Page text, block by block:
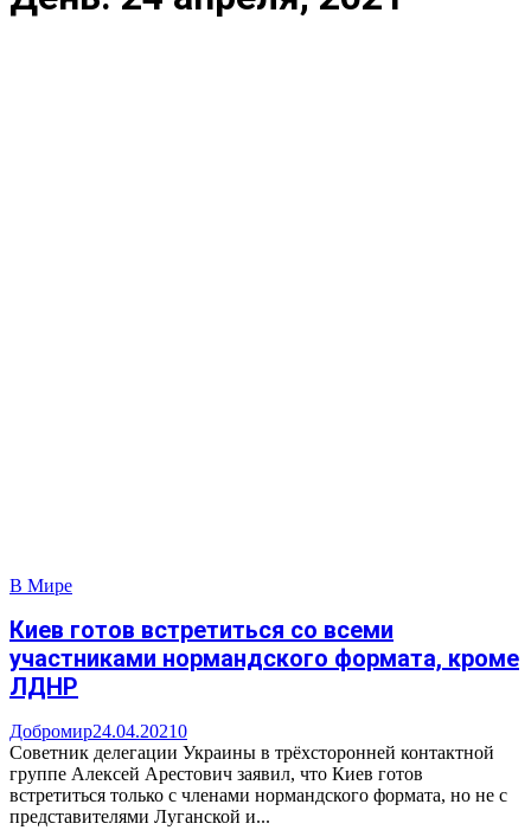
В Мире
Киев готов встретиться со всеми
участниками нормандского формата, кроме
ЛДНР
Добромир24.04.20210
Советник делегации Украины в трёхсторонней контактной
группе Алексей Арестович заявил, что Киев готов
встретиться только с членами нормандского формата, но не с
представителями Луганской и...